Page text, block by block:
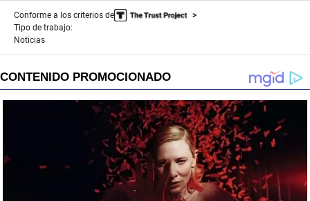
Conforme a los criterios de
Tipo de trabajo:
Noticias